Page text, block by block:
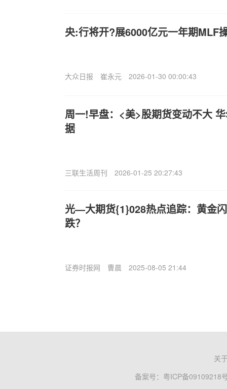
央:行将开?展6000亿元一年期MLF
大众日报 崔永元 2026-01-30 00:00:43
周一!早盘：<美>股期货变动不大
据
三联生活周刊 2026-01-25 20:27:43
光—大期货{1}028热点追踪：黄金
跌？
证券时报网 曹晨 2025-08-05 21:44
关
备案号： 粤ICP备09109218